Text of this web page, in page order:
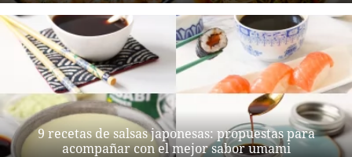
9 recetas de salsas japonesas: propuestas para
acompañar con el mejor sabor umami